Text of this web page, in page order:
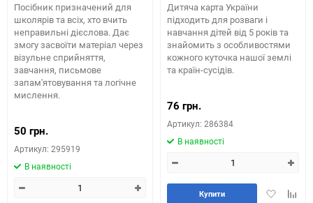
Посібник призначений для
школярів та всіх, хто вчить
неправильні дієслова. Дає
змогу засвоїти матеріал через
візульне сприйняття,
завчання, письмове
запам'ятовування та логічне
мислення.
50 грн.
Артикул: 295919
В наявності
Дитяча карта України
підходить для розваги і
навчання дітей від 5 років та
знайомить з особливостями
кожного куточка нашої землі
та країн-сусідів.
76 грн.
Артикул: 286384
В наявності
Додати
Купити